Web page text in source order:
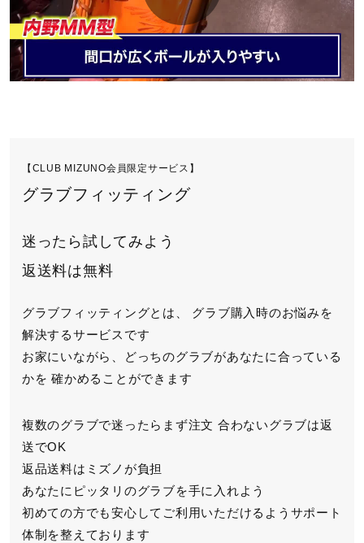
【CLUB MIZUNO会員限定サービス】
グラブフィッティング
迷ったら試してみよう
返送料は無料
グラブフィッティングとは、
グラブ購入時のお悩みを
解決するサービスです
お家にいながら、どっちのグラブがあなたに合っている
かを 確かめることができます
複数のグラブで迷ったらまず注文 合わないグラブは返
送でOK
返品送料はミズノが負担
あなたにピッタリのグラブを手に入れよう
初めての方でも安心してご利用いただけるよう サポート
体制を整えております